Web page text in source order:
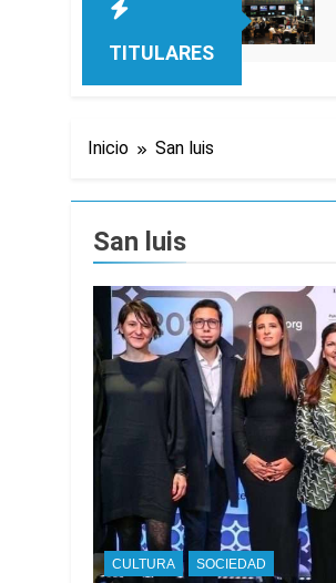
TITULARES
Inicio San luis
San luis
CULTURA SOCIEDAD